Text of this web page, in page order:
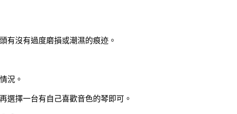
有沒有過度磨損或潮濕的痕迹。
況。
選擇一台有自己喜歡音色的琴即可。